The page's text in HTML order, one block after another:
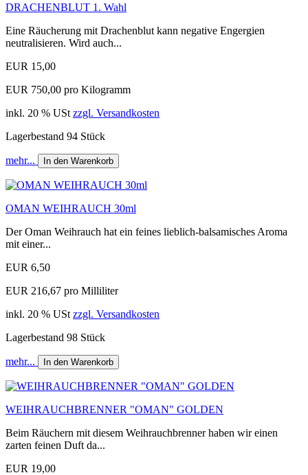
DRACHENBLUT 1. Wahl
Eine Räucherung mit Drachenblut kann negative Engergien
neutralisieren. Wird auch...
EUR 15,00
EUR 750,00 pro Kilogramm
inkl. 20 % USt zzgl. Versandkosten
Lagerbestand 94 Stück
mehr... In den Warenkorb
OMAN WEIHRAUCH 30ml
Der Oman Weihrauch hat ein feines lieblich-balsamisches Aroma
mit einer...
EUR 6,50
EUR 216,67 pro Milliliter
inkl. 20 % USt zzgl. Versandkosten
Lagerbestand 98 Stück
mehr... In den Warenkorb
WEIHRAUCHBRENNER "OMAN" GOLDEN
Beim Räuchern mit diesem Weihrauchbrenner haben wir einen
zarten feinen Duft da...
EUR 19,00